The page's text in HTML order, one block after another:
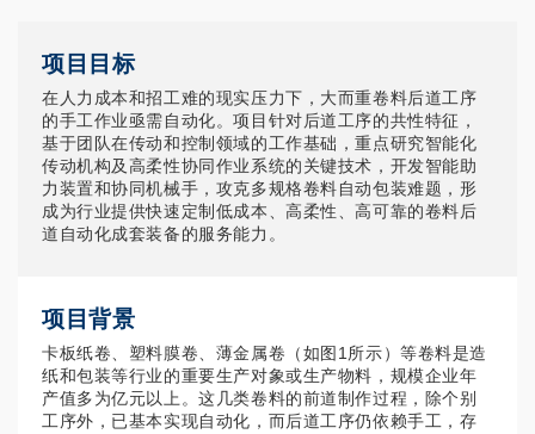
项目目标
在人力成本和招工难的现实压力下，大而重卷料后道工序
的手工作业亟需自动化。项目针对后道工序的共性特征，
基于团队在传动和控制领域的工作基础，重点研究智能化
传动机构及高柔性协同作业系统的关键技术，开发智能助
力装置和协同机械手，攻克多规格卷料自动包装难题，形
成为行业提供快速定制低成本、高柔性、高可靠的卷料后
道自动化成套装备的服务能力。
项目背景
卡板纸卷、塑料膜卷、薄金属卷（如图1所示）等卷料是造
纸和包装等行业的重要生产对象或生产物料，规模企业年
产值多为亿元以上。这几类卷料的前道制作过程，除个别
工序外，已基本实现自动化，而后道工序仍依赖手工，存